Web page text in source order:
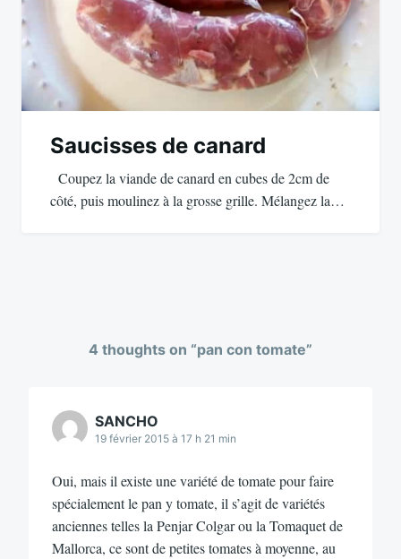
Saucisses de canard
Coupez la viande de canard en cubes de 2cm de
côté, puis moulinez à la grosse grille. Mélangez la…
4 thoughts on “pan con tomate”
SANCHO
19 février 2015 à 17 h 21 min
Oui, mais il existe une variété de tomate pour faire
spécialement le pan y tomate, il s’agit de variétés
anciennes telles la Penjar Colgar ou la Tomaquet de
Mallorca, ce sont de petites tomates à moyenne, au